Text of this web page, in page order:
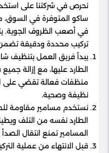
نحرص في شركتنا على
ساكو المتوفرة في
في أصعب الظروف الجوية.
تركيب محددة ودقيقة تضمن
يبدأ فريق العمل بتنظيف
الطارد عليها، مع إزالة
منظفات فعالة تقضي على
نظيفة وصحية.
نستخدم مسامير مقاومة
الطارد نفسه من التلف
المسامير تمنع انتقال الصدأ
قبل الانتهاء من عملية